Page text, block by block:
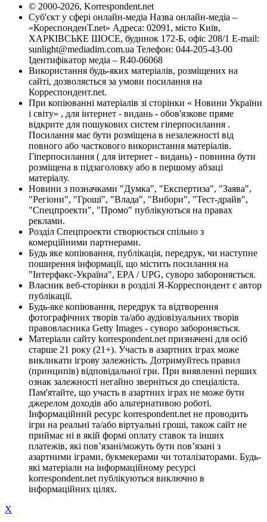
© 2000-2026, Korrespondent.net
Суб'єкт у сфері онлайн-медіа Назва онлайн-медіа –
«КореспонденТ.net» Адреса: 02091, місто Київ,
ХАРКІВСЬКЕ ШОСЕ, будинок 172-Б, офіс 208/1 E-mail:
sunlight@mediadim.com.ua Телефон: 044-205-43-00
Ідентифікатор медіа – R40-06068
Використання будь-яких матеріалів, розміщених на
сайті, дозволяється за умови посилання на
Корреспондент.net.
При копіюванні матеріалів зі сторінки « Новини України
і світу» , для інтернет - видань - обов'язкове пряме
відкрите для пошукових систем гіперпосилання .
Посилання має бути розміщена в незалежності від
повного або часткового використання матеріалів.
Гіперпосилання ( для інтернет - видань) - повинна бути
розміщена в підзаголовку або в першому абзаці
матеріалу.
Новини з позначками "Думка", "Експертиза", "Заява",
"Регіони", "Гроші", "Влада", "Вибори", "Тест-драйв",
"Спецпроекти", "Промо" публікуються на правах
реклами.
Розділ Спецпроекти створюється спільно з
комерційними партнерами.
Будь яке копіювання, публікація, передрук, чи наступне
поширення інформації, що містить посилання на
"Інтерфакс-Україна", EPA / UPG, суворо забороняється.
Власник веб-сторінки в розділі Я-Корреспондент є автор
публікації.
Будь-яке копіювання, передрук та відтворення
фотографічних творів та/або аудіовізуальних творів
правовласника Getty Images - суворо забороняється.
Матеріали сайту korrespondent.net призначені для осіб
старше 21 року (21+). Участь в азартних іграх може
викликати ігрову залежність. Дотримуйтесь правил
(принципів) відповідальної гри. При виявленні перших
ознак залежності негайно зверніться до спеціаліста.
Пам'ятайте, що участь в азартних іграх не може бути
джерелом доходів або альтернативою роботі.
Інформаційний ресурс korrespondent.net не проводить
ігри на реальні та/або віртуальні гроші, також сайт не
приймає ні в якій формі оплату ставок та інших
платежів, які пов’язані/можуть бути пов’язані з
азартними іграми, букмекерами чи тоталізаторами. Будь-
які матеріали на інформаційному ресурсі
korrespondent.net публікуються виключно в
інформаційних цілях.
X